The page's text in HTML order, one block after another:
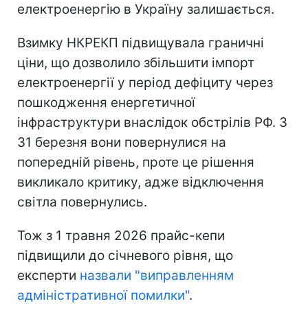
електроенергію в Україну залишається.
Взимку НКРЕКП підвищувала граничні
ціни, що дозволило збільшити імпорт
електроенергії у період дефіциту через
пошкодження енергетичної
інфраструктури внаслідок обстрілів РФ. З
31 березня вони повернулися на
попередній рівень, проте це рішення
викликало критику, адже відключення
світла повернулись.
Тож з 1 травня 2026 прайс-кепи
підвищили до січневого рівня, що
експерти назвали "виправленням
адміністративної помилки".